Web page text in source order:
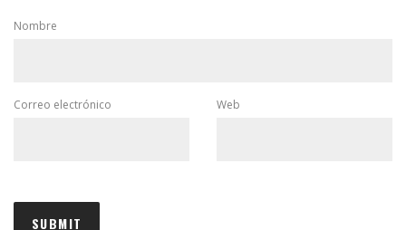
Nombre
Correo electrónico Web